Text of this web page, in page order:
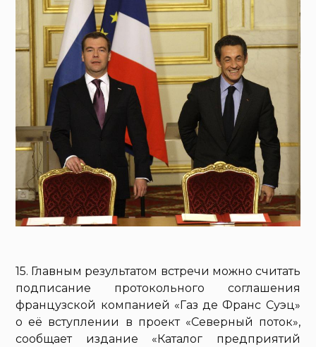
15. Главным результатом встречи можно считать
подписание протокольного соглашения
французской компанией «Газ де Франс Суэц»
о её вступлении в проект «Северный поток»,
сообщает издание «Каталог предприятий